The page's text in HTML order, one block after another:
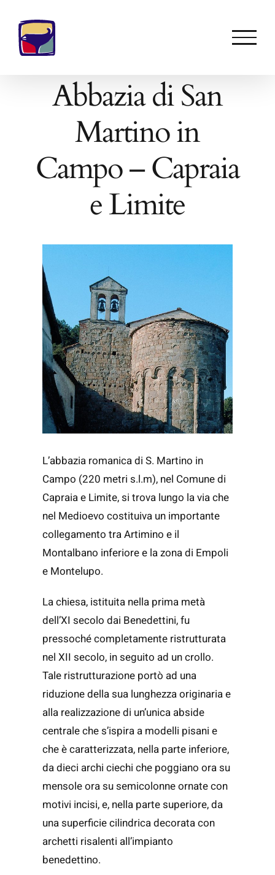
contenuto
Abbazia di San
Martino in
Campo – Capraia
e Limite
L’abbazia romanica di S. Martino in
Campo (220 metri s.l.m), nel Comune di
Capraia e Limite, si trova lungo la via che
nel Medioevo costituiva un importante
collegamento tra Artimino e il
Montalbano inferiore e la zona di Empoli
e Montelupo.
La chiesa, istituita nella prima metà
dell’XI secolo dai Benedettini, fu
pressoché completamente ristrutturata
nel XII secolo, in seguito ad un crollo.
Tale ristrutturazione portò ad una
riduzione della sua lunghezza originaria e
alla realizzazione di un’unica abside
centrale che s’ispira a modelli pisani e
che è caratterizzata, nella parte inferiore,
da dieci archi ciechi che poggiano ora su
mensole ora su semicolonne ornate con
motivi incisi, e, nella parte superiore, da
una superficie cilindrica decorata con
archetti risalenti all’impianto
benedettino.